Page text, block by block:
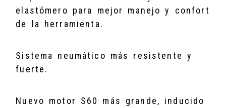
elastómero para mejor manejo y confort
de la herramienta.
Sistema neumático más resistente y
fuerte.
Nuevo motor S60 más grande, inducido